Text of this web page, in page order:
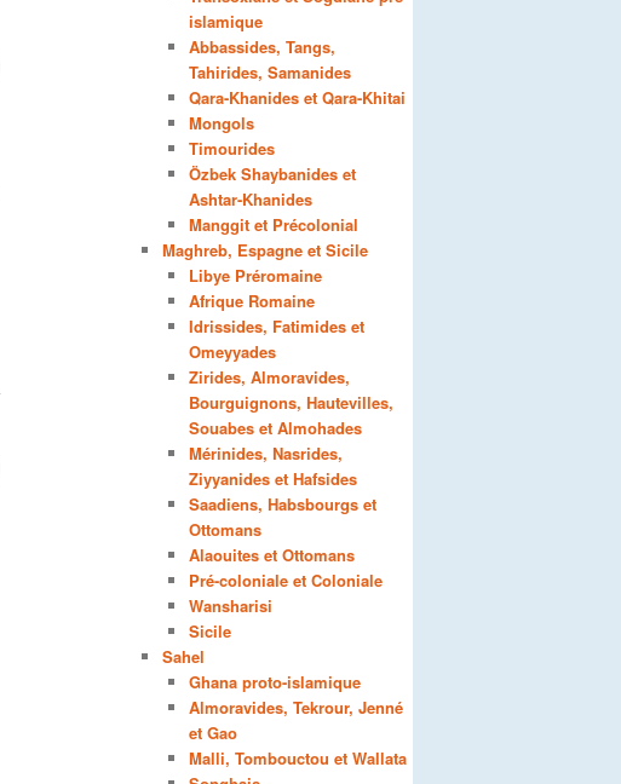
islamique
Abbassides, Tangs,
Tahirides, Samanides
Qara-Khanides et Qara-Khitai
Mongols
Timourides
Özbek Shaybanides et
Ashtar-Khanides
Manggit et Précolonial
Maghreb, Espagne et Sicile
Libye Préromaine
Afrique Romaine
Idrissides, Fatimides et
Omeyyades
Zirides, Almoravides,
Bourguignons, Hautevilles,
Souabes et Almohades
Mérinides, Nasrides,
Ziyyanides et Hafsides
Saadiens, Habsbourgs et
Ottomans
Alaouites et Ottomans
Pré-coloniale et Coloniale
Wansharisi
Sicile
Sahel
Ghana proto-islamique
Almoravides, Tekrour, Jenné
et Gao
Malli, Tombouctou et Wallata